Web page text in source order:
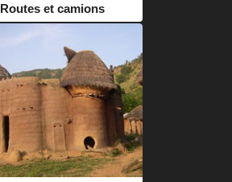
Routes et camions